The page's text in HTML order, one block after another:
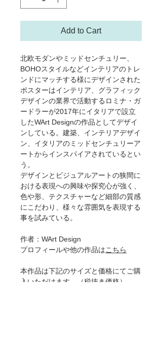
Add to Cart
北欧モダンやミッドセンチュリー、
BOHOスタイルなどインテリアのトレ
ンドにマッチする様にデザインされた
ポスターはインテリア、グラフィック
デザインの業界で活動するロミナ・ガ
ードラーが2017年にイタリアで設立
したWArt Designの作品としてデザイ
ンしている。建築、インテリアデザイ
ン、イタリアのミッドセンチュリーア
ートからインスパイアされているとい
う。
デザインとビジュアルアートの狭間に
おける表現への興味や探究心が強く、
色や形、テクスチャーなど細部の質感
にこだわり、様々な雰囲気を表現する
事を試みている。
作者：WArt Design
プロフィールや他の作品はこちら
本作品は下記のサイズと価格にてご購
入いただけます。（税抜き価格）